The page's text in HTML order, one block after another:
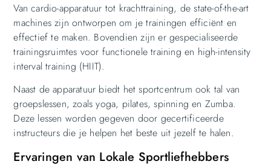
Van cardio-apparatuur tot krachttraining, de state-of-the-art
machines zijn ontworpen om je trainingen efficiënt en
effectief te maken. Bovendien zijn er gespecialiseerde
trainingsruimtes voor functionele training en high-intensity
interval training (HIIT).
Naast de apparatuur biedt het sportcentrum ook tal van
groepslessen, zoals yoga, pilates, spinning en Zumba.
Deze lessen worden gegeven door gecertificeerde
instructeurs die je helpen het beste uit jezelf te halen.
Ervaringen van Lokale Sportliefhebbers